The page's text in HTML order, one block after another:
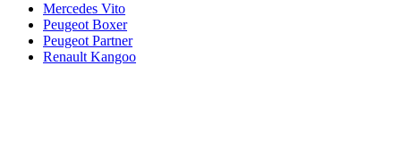
Mercedes Vito
Peugeot Boxer
Peugeot Partner
Renault Kangoo